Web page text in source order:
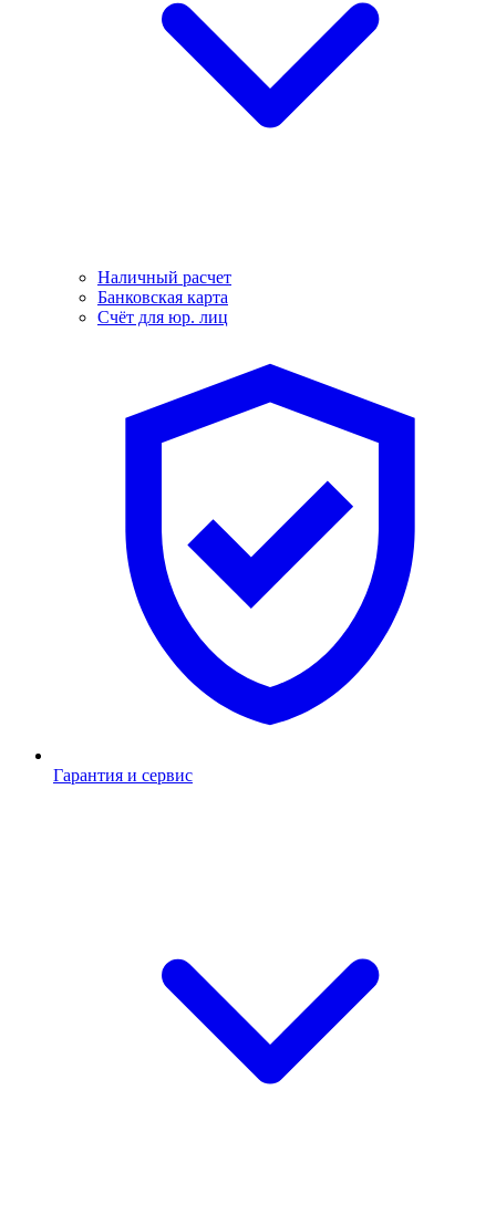
Наличный расчет
Банковская карта
Счёт для юр. лиц
Гарантия и сервис